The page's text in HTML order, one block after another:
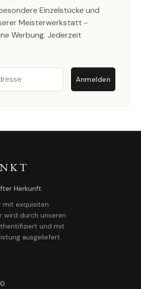
Einzelstücke und
Meisterwerkstatt -
Werbung. Jederzeit
Anmelden
Herkunft.
mit exquisiten
wird durch unseren
und mit
ausgeliefert.